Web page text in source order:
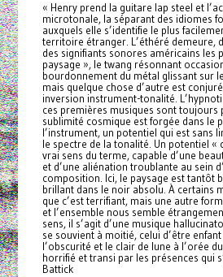
« Henry prend la guitare lap steel et
microtonale, la séparant des idiomes
auxquels elle s’identifie le plus
territoire étranger. L’éthéré demeure,
des signifiants sonores américains les
paysage », le twang résonnant
bourdonnement du métal glissant sur
mais quelque chose d’autre est
inversion instrument-tonalité.
ces premières musiques sont toujours
sublimité cosmique est forgée dans le
l’instrument, un potentiel qui est sans
le spectre de la tonalité. Un potentiel «
vrai sens du terme, capable d’une
et d’une aliénation troublante au sein
composition. Ici, le paysage est tantôt
brillant dans le noir absolu. À certains
que c’est terrifiant, mais une autre
et l’ensemble nous semble
sens, il s’agit d’une musique
se souvient à moitié, celui d’être
l’obscurité et le clair de lune à l’orée
horrifié et transi par les présences qui
Battick